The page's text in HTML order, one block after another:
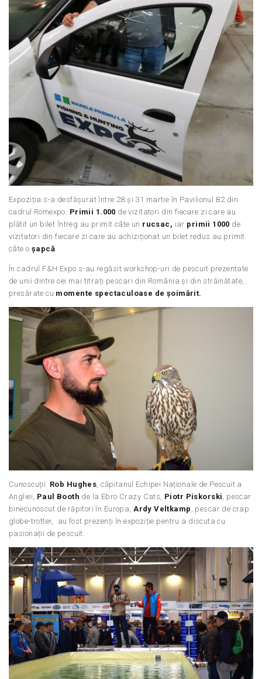
Expoziția s-a desfășurat între 28 și 31 martie în Pavilionul B2 din
cadrul Romexpo. Primii 1.000 de vizitatori din fiecare zi care au
plătit un bilet întreg au primit câte un rucsac, iar primii 1000 de
vizitatori din fiecare zi care au achiziționat un bilet redus au primit
câte o șapcă
În cadrul F&H Expo s-au regăsit workshop-uri de pescuit prezentate
de unii dintre cei mai titrați pescari din România și din străinătate,
presărate cu momente spectaculoase de șoimărit.
Cunoscuții Rob Hughes , căpitanul Echipei Naționale de Pescuit a
Angliei, Paul Booth de la Ebro Crazy Cats, Piotr Piskorski , pescar
binecunoscut de răpitori în Europa, Ardy Veltkamp , pescar de crap
globe-trotter, au fost prezenți în expoziție pentru a discuta cu
pasionații de pescuit.